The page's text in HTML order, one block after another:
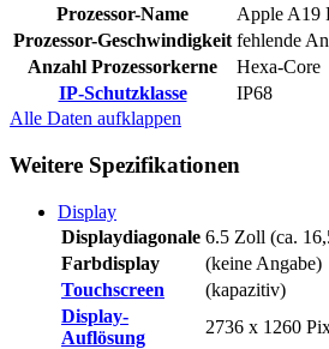
Prozessor-Name
Apple A19
Prozessor-Geschwindigkeit fehlende
Anzahl Prozessorkerne
Hexa-Core
IP-Schutzklasse
IP68
Alle Daten aufklappen
Weitere Spezifikationen
Display
Displaydiagonale 6.5 Zoll (ca.
Farbdisplay
(keine Angabe)
Touchscreen
(kapazitiv)
Display-
Auflösung
2736 x 1260